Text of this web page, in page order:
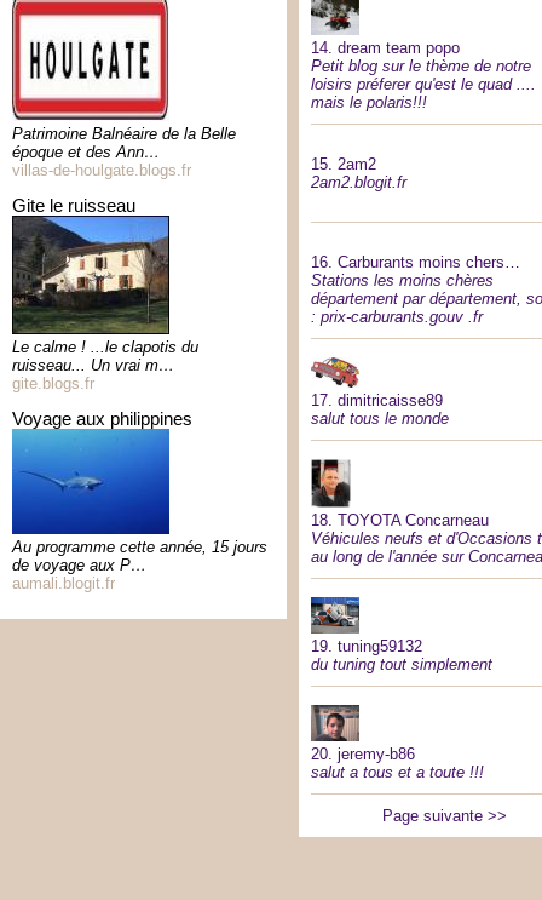
Patrimoine Balnéaire de la Belle
époque et des Ann…
villas-de-houlgate.blogs.fr
gite le ruisseau
Le calme ! ...le clapotis du
ruisseau... Un vrai m…
gite.blogs.fr
voyage aux philippines
Au programme cette année, 15 jours
de voyage aux P…
aumali.blogit.fr
14. dream team popo
Petit blog sur le thème de notre
loisirs préferer qu'est le quad ....
mais le polaris!!!
15. 2am2
2am2.blogit.fr
16. Carburants moins chers…
Stations les moins chères
département par département,
: prix-carburants.gouv .fr
17. dimitricaisse89
salut tous le monde
18. TOYOTA Concarneau
Véhicules neufs et d'Occasions
au long de l'année sur
19. tuning59132
du tuning tout simplement
20. jeremy-b86
salut a tous et a toute !!!
Page suivante >>